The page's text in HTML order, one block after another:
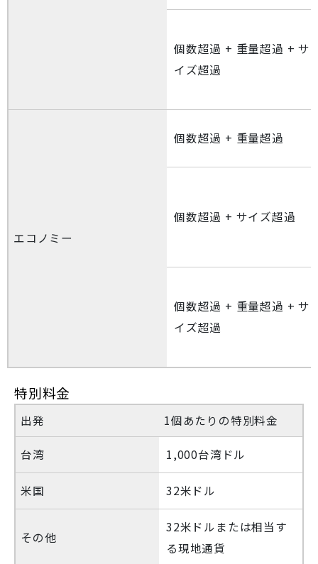
個数超過 + 重量超過 + サ
イズ超過
エコノミー
個数超過 + 重量超過
個数超過 + サイズ超過
個数超過 + 重量超過 + サ
イズ超過
特別料金
出発 1個あたりの特別料金
台湾 1,000台湾ドル
米国 32米ドル
その他
32米ドルまたは相当す
る現地通貨